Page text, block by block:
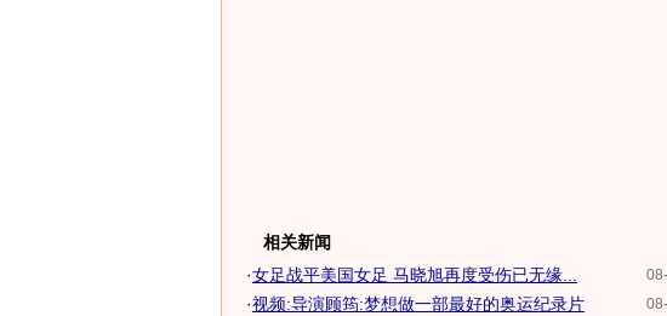
相关新闻
·女足战平美国女足 马晓旭再度受伤已无缘...
·视频:导演顾筠:梦想做一部最好的奥运纪录片